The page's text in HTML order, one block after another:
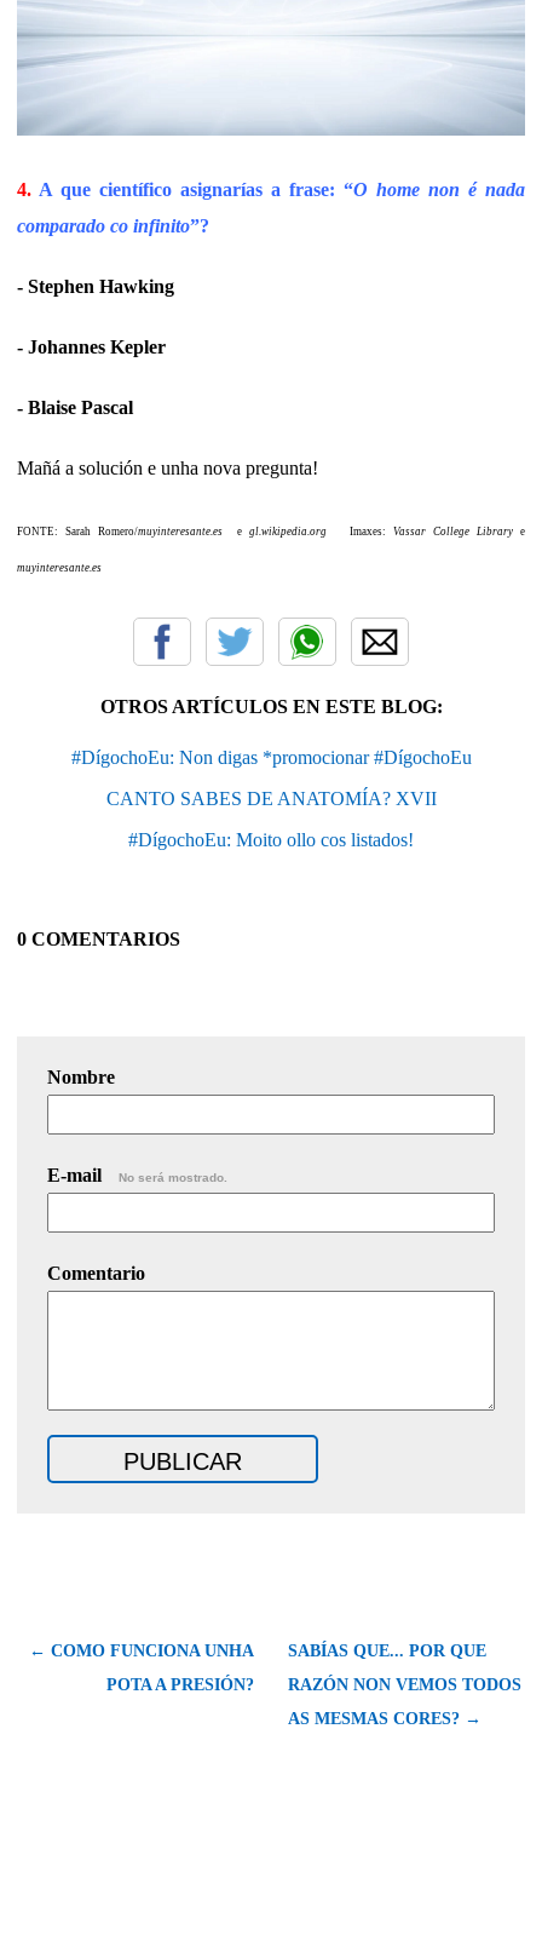
4. A que científico asignarías a frase: “O home non é nada
comparado co infinito”?
- Stephen Hawking
- Johannes Kepler
- Blaise Pascal
Mañá a solución e unha nova pregunta!
FONTE: Sarah Romero/muyinteresante.es egl.wikipedia.org Imaxes: Vassar College Librarye
muyinteresante.es
OTROS ARTÍCULOS EN ESTE BLOG:
#DígochoEu: Non digas *promocionar #DígochoEu
CANTO SABES DE ANATOMÍA? XVII
#DígochoEu: Moito ollo cos listados!
0 COMENTARIOS
Nombre
E-mail No será mostrado.
Comentario
← COMO FUNCIONA UNHA
POTA A PRESIÓN?
SABÍAS QUE... POR QUE
RAZÓN NON VEMOS TODOS
AS MESMAS CORES? →